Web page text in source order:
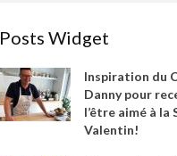
Posts Widget
Inspiration du
Danny pour
l’être aimé à la
Valentin!